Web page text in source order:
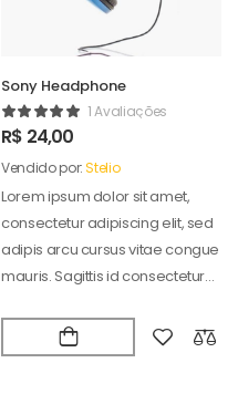
Sony Headphone
1 Avaliações
R$ 24,00
Vendido por:Stelio
Lorem ipsum dolor sit amet,
consectetur adipiscing elit, sed
adipis arcu cursus vitae congue
mauris. Sagittis id consectetur